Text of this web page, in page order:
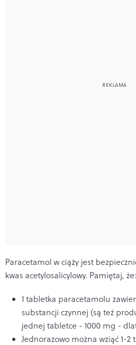
Paracetamol w ciąży jest
kwas acetylosalicylowy. Pamiętaj, że:
1 tabletka paracetamolu
substancji czynnej (są też
jednej tabletce - 1000 mg -
Jednorazowo można wziąć 1-